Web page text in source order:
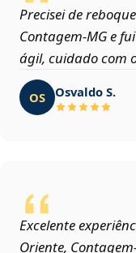
Precisei de
Contagem‑MG e
ágil, cuidado com
OS Osvaldo S.
Excelente
Oriente,